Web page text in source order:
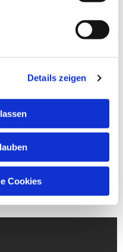
Details zeigen
Cookies